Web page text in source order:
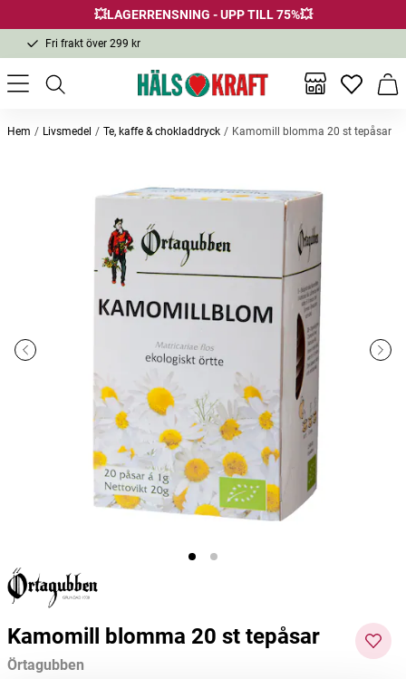
💥LAGERRENSNING - UPP TILL 75%💥
Fri frakt över 299 kr
1-3 dagars leverans
Samma pris i butik & online
Fri frakt över 299 kr
Inga
Hem Livsmedel Te, kaffe & chokladdryck Kamomill blomma 20 st tepåsar
Pepparmynta blad 20 st tepåsar
Lägg i varukorgen
Vänderot bitar 100g
Crearome
Pris:109 kr
109 kr
Lägg i varukorgen
Kamomill blomma 20 st tepåsar
Örtagubben